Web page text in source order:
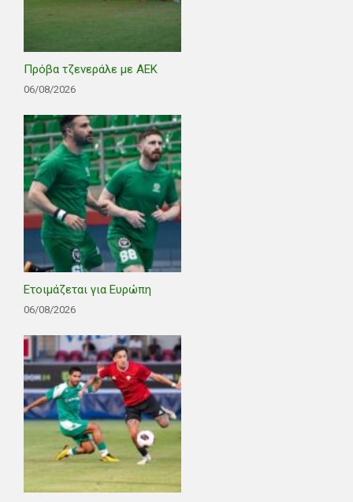
Πρόβα τζενεράλε με ΑΕΚ
06/08/2026
Ετοιμάζεται για Ευρώπη
06/08/2026